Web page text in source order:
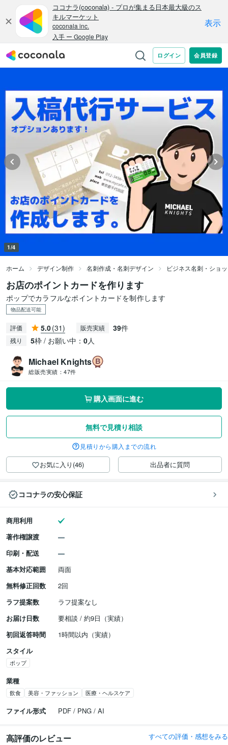
1/4
ホーム デザイン制作 名刺作成・名刺デザイン ビジネス名刺・ショ
お店のポイントカードを作ります
ポップでカラフルなポイントカードを制作します
物品配送可能
評価 5.0(31) 販売実績 39件
残り 5枠 / お願い中： 0人
Michael Knights
総販売実績： 47件
購入画面に進む
無料で見積り相談
見積りから購入までの流れ
お気に入り(46) 出品者に質問
ココナラの安心保証
商用利用
著作権譲渡
印刷・配送
基本対応範囲
両面
無料修正回数
2回
ラフ提案数
ラフ提案なし
お届け日数
要相談 / 約9日（実績）
初回返答時間
1時間以内（実績）
スタイル
ポップ
業種
飲食 美容・ファッション 医療・ヘルスケア
ファイル形式 PDF / PNG / AI
高評価のレビュー すべての評価・感想をみる